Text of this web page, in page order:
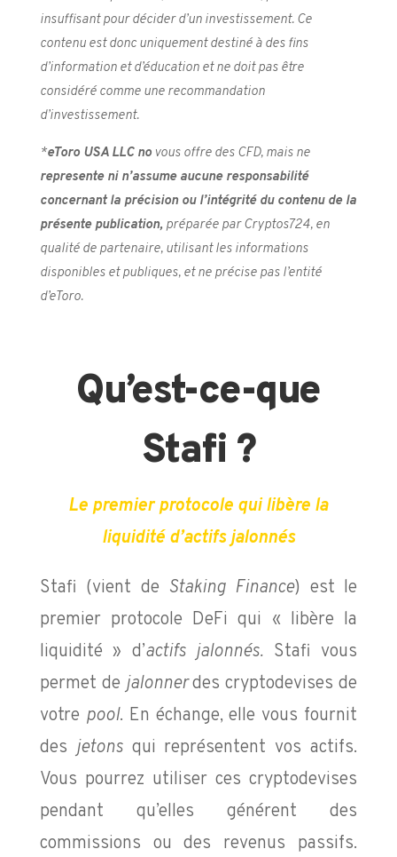
insuffisant pour décider d’un investissement. Ce
contenu est donc uniquement destiné à des fins
d’information et d’éducation et ne doit pas être
considéré comme une recommandation
d’investissement.
*eToro USA LLC novous offre des CFD, mais ne
represente ni n’assume aucune responsabilité
concernant la précision ou l’intégrité du contenu de la
présente publication, préparée par Cryptos724, en
qualité de partenaire, utilisant les informations
disponibles et publiques, et ne précise pas l’entité
d’eToro.
Qu’est-ce-que
Stafi ?
Le premier protocole qui libère la
liquidité d’actifs jalonnés
Stafi (vient de Staking Finance) est le
premier protocole DeFi qui « libère la
liquidité » d’actifs jalonnés. Stafi vous
permet de jalonnerdes cryptodevises de
votre pool. En échange, elle vous fournit
des jetonsqui représentent vos actifs.
Vous pourrez utiliser ces cryptodevises
pendant qu’elles générent des
commissions ou des revenus passifs.